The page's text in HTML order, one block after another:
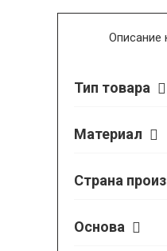
Описание
Тип товара
Материал
Страна
Основа